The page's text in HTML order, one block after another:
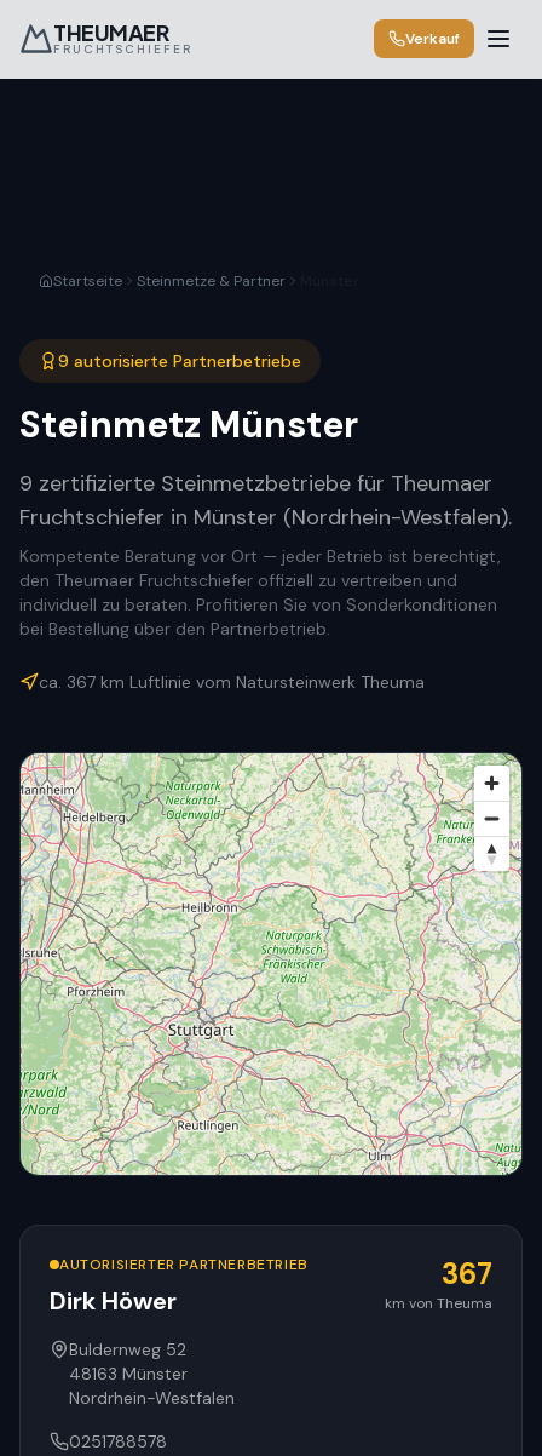
THEUMAER
FRUCHTSCHIEFER
Verkauf
Startseite Steinmetze & Partner
9 autorisierte Partnerbetriebe
Steinmetz Münster
9 zertifizierte Steinmetzbetriebe für Theumaer
Fruchtschiefer in Münster (Nordrhein-Westfalen).
Kompetente Beratung vor Ort — jeder Betrieb ist berechtigt,
den Theumaer Fruchtschiefer offiziell zu vertreiben und
individuell zu beraten. Profitieren Sie von Sonderkonditionen
bei Bestellung über den Partnerbetrieb.
ca. 367 km Luftlinie vom Natursteinwerk Theuma
AUTORISIERTER PARTNERBETRIEB
Dirk Höwer
367
km von Theuma
Buldernweg 52
48163 Münster
Nordrhein-Westfalen
0251788578